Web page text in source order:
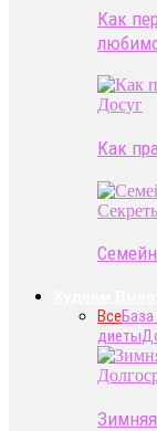
Как
Досуг
Как
ВсеБаза
диеты